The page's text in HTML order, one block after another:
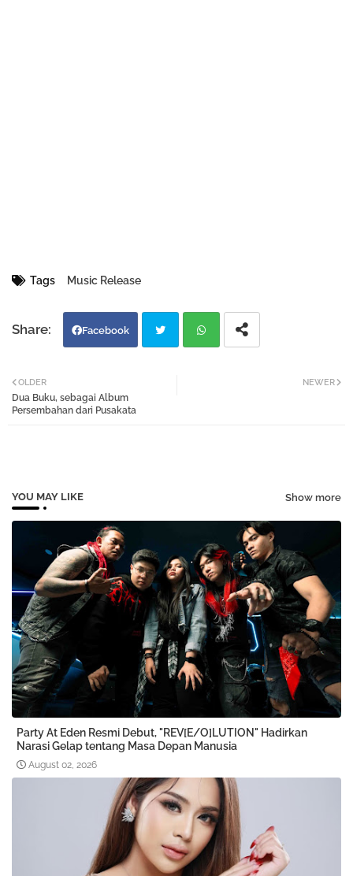
Tags Music Release
Facebook
NEWER
OLDER
Dua Buku, sebagai Album
Persembahan dari Pusakata
YOU MAY LIKE Show more
Party At Eden Resmi Debut, "REV[E/O]LUTION" Hadirkan
Narasi Gelap tentang Masa Depan Manusia
August 02, 2026